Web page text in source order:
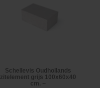
Schellevis Oudhollands
zitelement grijs 100x60x40
cm. ~